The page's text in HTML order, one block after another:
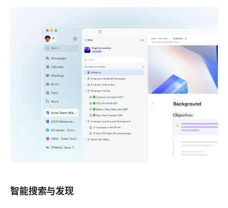
智能搜索与发现